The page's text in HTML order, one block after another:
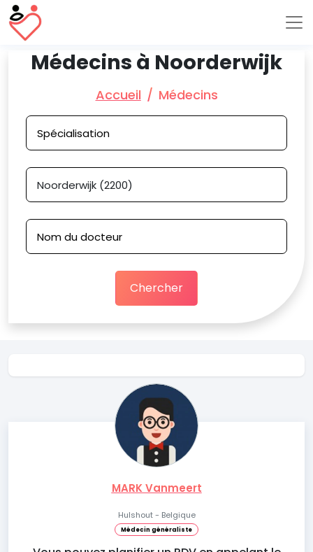
Médecins à Noorderwijk
Accueil Médecins
Chercher
MARK Vanmeert
Hulshout - Belgique
Médecin généraliste